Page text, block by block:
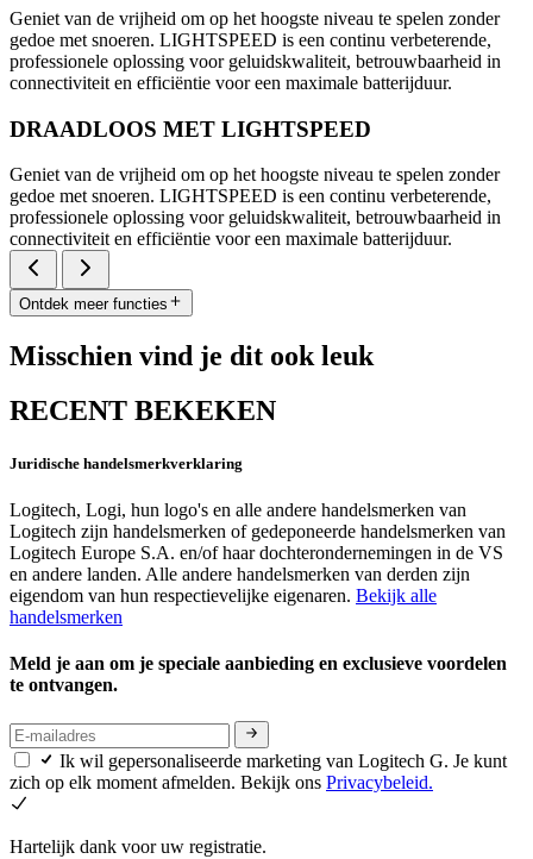
Geniet van de vrijheid om op het hoogste niveau te spelen zonder
gedoe met snoeren. LIGHTSPEED is een continu verbeterende,
professionele oplossing voor geluidskwaliteit, betrouwbaarheid in
connectiviteit en efficiëntie voor een maximale batterijduur.
DRAADLOOS MET LIGHTSPEED
Geniet van de vrijheid om op het hoogste niveau te spelen zonder
gedoe met snoeren. LIGHTSPEED is een continu verbeterende,
professionele oplossing voor geluidskwaliteit, betrouwbaarheid in
connectiviteit en efficiëntie voor een maximale batterijduur.
Ontdek meer functies
Misschien vind je dit ook leuk
RECENT BEKEKEN
Juridische handelsmerkverklaring
Logitech, Logi, hun logo's en alle andere handelsmerken van
Logitech zijn handelsmerken of gedeponeerde handelsmerken van
Logitech Europe S.A. en/of haar dochterondernemingen in de VS
en andere landen. Alle andere handelsmerken van derden zijn
eigendom van hun respectievelijke eigenaren. Bekijk alle
handelsmerken
Meld je aan om je speciale aanbieding en exclusieve voordelen
te ontvangen.
Ik wil gepersonaliseerde marketing van Logitech G. Je kunt
zich op elk moment afmelden. Bekijk ons Privacybeleid.
Hartelijk dank voor uw registratie.